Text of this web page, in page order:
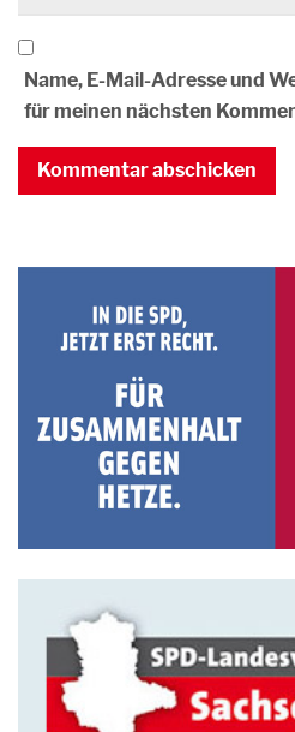
Name, E-Mail-Adresse und
für meinen nächsten